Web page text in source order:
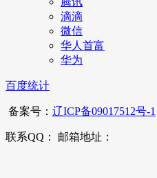
滴滴
微信
华人首富
华为
百度统计
备案号： 辽ICP备09017512号-1
联系QQ： 邮箱地址：